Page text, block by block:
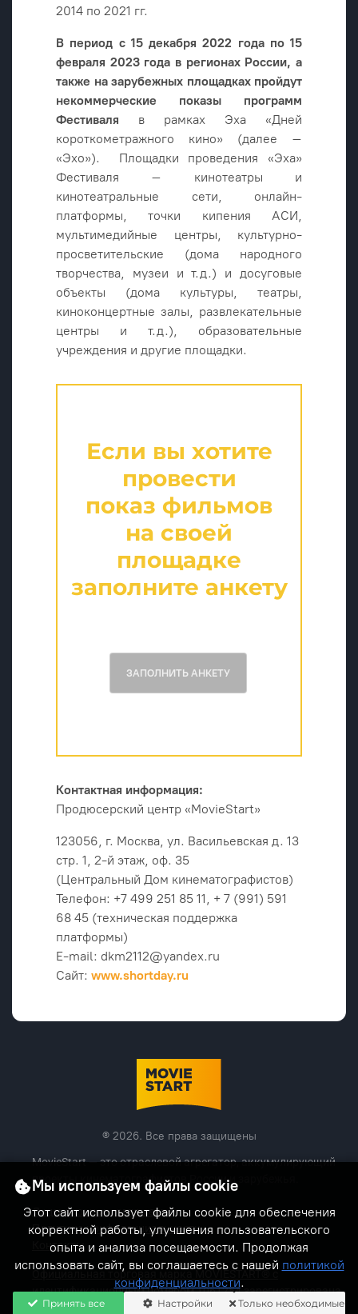
2014 по 2021 гг.
В период с 15 декабря 2022 года по 15
февраля 2023 года в регионах России, а
также на зарубежных площадках пройдут
некоммерческие показы программ
Фестиваля в рамках Эха «Дней
короткометражного кино» (далее –
«Эхо»). Площадки проведения «Эха»
Фестиваля – кинотеатры и
кинотеатральные сети, онлайн-
платформы, точки кипения АСИ,
мультимедийные центры, культурно-
просветительские (дома народного
творчества, музеи и т.д.) и досуговые
объекты (дома культуры, театры,
киноконцертные залы, развлекательные
центры и т.д.), образовательные
учреждения и другие площадки.
Если вы хотите
провести
показ фильмов
на своей
площадке
заполните анкету
ЗАПОЛНИТЬ АНКЕТУ
Контактная информация:
Продюсерский центр «MovieStart»
123056, г. Москва, ул. Васильевская д. 13
стр. 1, 2-й этаж, оф. 35
(Центральный Дом кинематографистов)
Телефон: +7 499 251 85 11, + 7 (991) 591
68 45 (техническая поддержка
платформы)
E-mail: dkm2112@yandex.ru
Сайт: www.shortday.ru
® 2026. Все права защищены
MovieStart — это отраслевой агрегатор, аккумулирующий
проекты кинематографистов России и зарубежья.
Лицензионное соглашение
Политика конфиденциальности
Контакты
Официальная торговая марка MOVIESTART® с
идентификационным номером 1061254 зарегистрирована
5 ноября 2024 г.
Мы используем файлы cookie
Этот сайт использует файлы cookie для обеспечения
корректной работы, улучшения пользовательского
опыта и анализа посещаемости. Продолжая
использовать сайт, вы соглашаетесь с нашей политикой
конфиденциальности.
Принять все Настройки Только необходимые